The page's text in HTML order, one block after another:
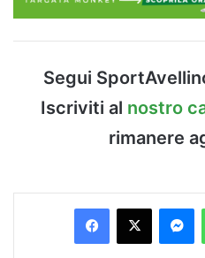
Segui
Iscriviti al nostro
rimanere
Facebook
X